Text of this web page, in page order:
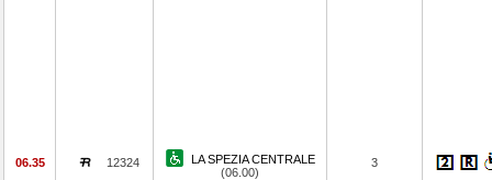
06.35 12324
LA SPEZIA CENTRALE
(06.00)
3